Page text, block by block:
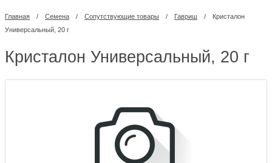
Главная / Семена / Сопутствующие товары / Гавриш /
Кристалон
Универсальный, 20 г
Кристалон Универсальный, 20 г